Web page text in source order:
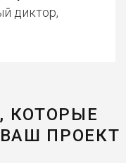
диктор,
КОТОРЫЕ
ПРОЕКТ